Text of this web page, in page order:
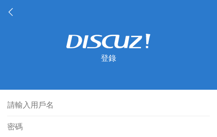
登錄